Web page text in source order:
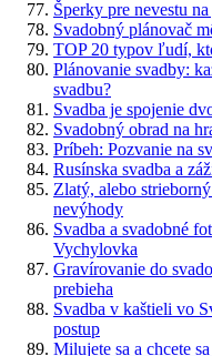
Šperky pre nevestu
Svadobný plánovač
TOP 20 typov ľudí,
Plánovanie svadby:
svadbu?
Svadba je spojenie
Svadobný obrad na
Príbeh: Pozvanie na
Rusínska svadba a
Zlatý, alebo
nevýhody
Svadba a svadobné
Vychylovka
Gravírovanie do
prebieha
Svadba v kaštieli vo
postup
Milujete sa a chcete